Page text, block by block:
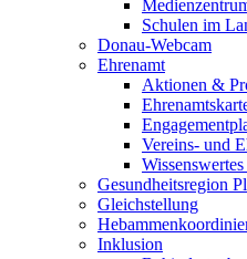
Schulen im
Donau-Webcam
Ehrenamt
Aktionen &
Vereins- und
Gesundheitsregion
Gleichstellung
Inklusion